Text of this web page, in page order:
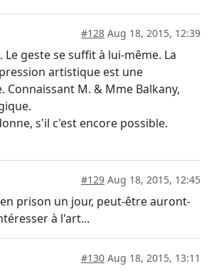
#128 Aug 18, 2015, 12:39
geste se suffit à lui-même. La
artistique est une
Connaissant M. & Mme Balkany,
s'il c'est encore possible.
#129 Aug 18, 2015, 12:45
prison un jour, peut-être auront-
à l'art...
#130 Aug 18, 2015, 13:11